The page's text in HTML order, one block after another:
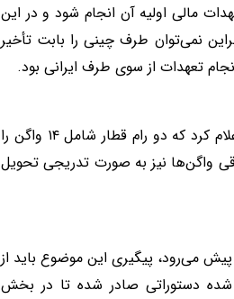
مالی اولیه آن انجام شود و در این
پرداخت شد، بنابراین نمی‌توان طرف چینی را بابت تأخیر
تعهدات از سوی طرف ایرانی بود.
تشکری هاشمی ادامه داد: پس از انجام پرداخت‌ها، طرف چینی اعلام کرد که دو رام قطار شامل ۱۴ واگن را
واگن‌ها نیز به صورت تدریجی تحویل
می‌رود، پیگیری این موضوع باید از
دستوراتی صادر شده تا در بخش